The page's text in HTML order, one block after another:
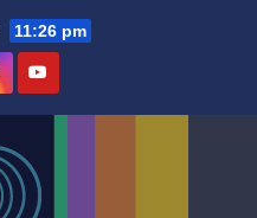
11:26 pm